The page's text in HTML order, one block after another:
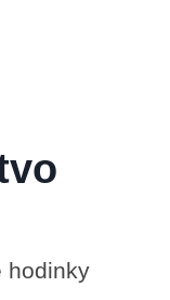
hodinky